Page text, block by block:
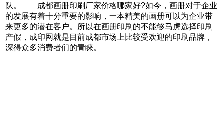
队。 成都画册印刷厂家价格哪家好?如今，画册对于企业
的发展有着十分重要的影响，一本精美的画册可以为企业带
来更多的潜在客户。所以在画册印刷的不能够马虎选择印刷
产假，成印网就是目前成都市场上比较受欢迎的印刷品牌，
深得众多消费者们的青睐。